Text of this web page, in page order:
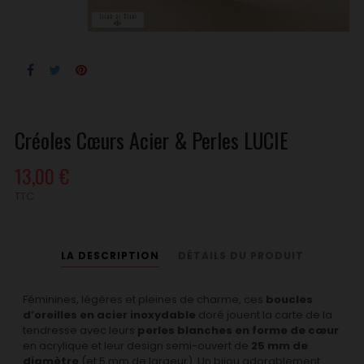
Créoles Cœurs Acier & Perles LUCIE
13,00 €
LA DESCRIPTION
Féminines, légères et pleines de charme, ces boucles
d’oreilles en acier inoxydable doré jouent la carte de la
tendresse avec leurs perles blanches en forme de cœur
en acrylique et leur design semi-ouvert de 25 mm de